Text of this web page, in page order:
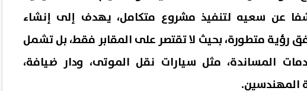
عن سعيه لتنفيذ مشروع متكامل، يهدف إلى إنشاء
رؤية متطورة، بحيث لا تقتصر على المقابر فقط، بل تشمل
المساندة، مثل سيارات نقل الموتى، ودار ضيافة،
المهندسين.